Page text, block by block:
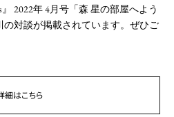
2022年 4月号「森 星の部屋へよう
対談が掲載されています。ぜひご
細はこちら